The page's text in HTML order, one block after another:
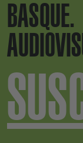
BASQUE.